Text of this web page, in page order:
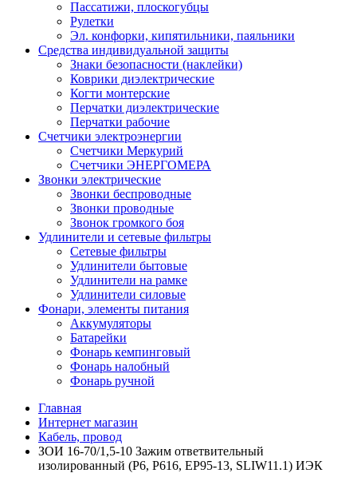
Пассатижи, плоскогубцы
Рулетки
Эл. конфорки, кипятильники, паяльники
Средства индивидуальной защиты
Знаки безопасности (наклейки)
Коврики диэлектрические
Когти монтерские
Перчатки диэлектрические
Перчатки рабочие
Счетчики электроэнергии
Счетчики Меркурий
Счетчики ЭНЕРГОМЕРА
Звонки электрические
Звонки беспроводные
Звонки проводные
Звонок громкого боя
Удлинители и сетевые фильтры
Сетевые фильтры
Удлинители бытовые
Удлинители на рамке
Удлинители силовые
Фонари, элементы питания
Аккумуляторы
Батарейки
Фонарь кемпинговый
Фонарь налобный
Фонарь ручной
Главная
Интернет магазин
Кабель, провод
ЗОИ 16-70/1,5-10 Зажим ответвительный
изолированный (Р6, Р616, ЕР95-13, SLIW11.1) ИЭК